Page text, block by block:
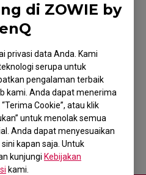
di ZOWIE by
privasi data Anda. Kami
serupa untuk
pengalaman terbaik
kami. Anda dapat menerima
Cookie”, atau klik
untuk menolak semua
Anda dapat menyesuaikan
kapan saja. Untuk
kunjungi Kebijakan
kami.
Type A
/
untuk